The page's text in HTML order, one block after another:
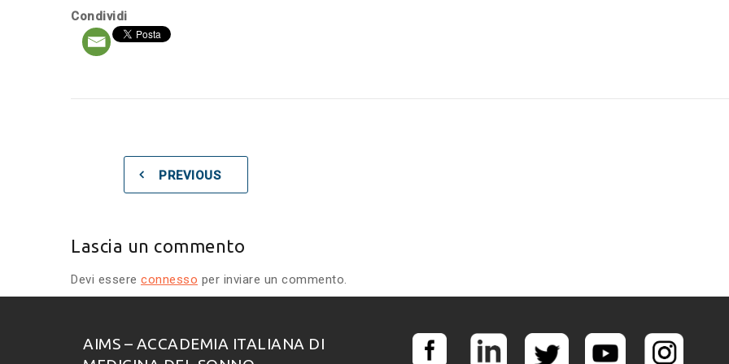
Condividi
PREVIOUS
Lascia un commento
Devi essere connesso per inviare un commento.
AIMS – ACCADEMIA ITALIANA DI